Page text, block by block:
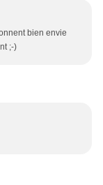
bien envie
;-)